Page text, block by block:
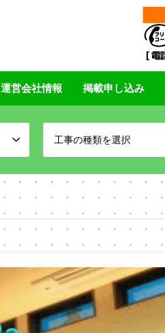
運営会社情報 掲載申し込み
工事の種類を選択